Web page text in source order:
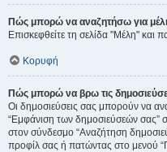
Πώς μπορώ να αναζητήσω για
Επισκεφθείτε τη σελίδα "Μέλη" και
Κορυφή
Πώς μπορώ να βρω τις
Οι δημοσιεύσεις σας μπορούν να
“Εμφάνιση των δημοσιεύσεών σας”
στον σύνδεσμο “Αναζήτηση
προφίλ σας ή πατώντας στο μενού